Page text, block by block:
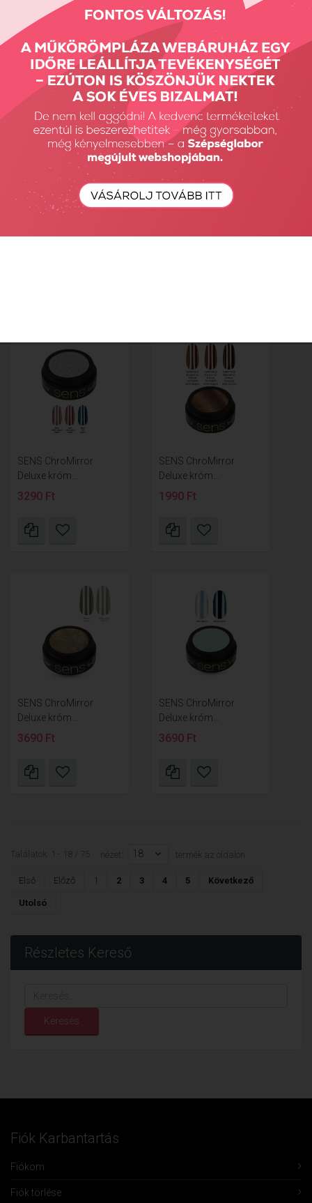
2690 Ft 3690 Ft
SENS ChroMirror
Deluxe króm...
3290 Ft
SENS ChroMirror
Deluxe króm...
1990 Ft
SENS ChroMirror
Deluxe króm...
3690 Ft
SENS ChroMirror
Deluxe króm...
3690 Ft
Találatok: 1 - 18 / 75 nézet: 18 termék az oldalon
Első Előző 1 2 3 4 5 Következő
Utolsó
Részletes Kereső
Keresés
Fiók Karbantartás
Fiókom
Fiók törlése